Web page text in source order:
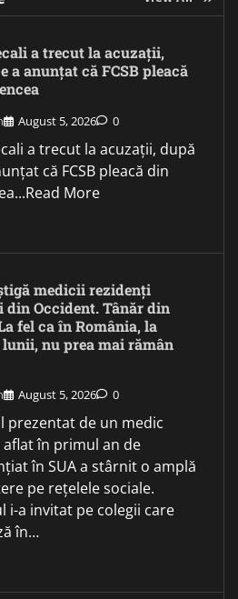
a trecut la acuzații,
a anunțat că FCSB pleacă
August 5, 2026 0
a trecut la acuzații, după
că FCSB pleacă din
More
medicii rezidenți
din Occident. Tânăr din
fel ca în România, la
nu prea mai rămân
August 5, 2026 0
prezentat de un medic
în primul an de
în SUA a stârnit o amplă
pe rețelele sociale.
i-a invitat pe colegii care
în…